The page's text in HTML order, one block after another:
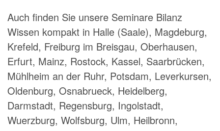
Auch finden Sie unsere Seminare Bilanz
Wissen kompakt in Halle (Saale), Magdeburg,
Krefeld, Freiburg im Breisgau, Oberhausen,
Erfurt, Mainz, Rostock, Kassel, Saarbrücken,
Mühlheim an der Ruhr, Potsdam, Leverkursen,
Oldenburg, Osnabrueck, Heidelberg,
Darmstadt, Regensburg, Ingolstadt,
Wuerzburg, Wolfsburg, Ulm, Heilbronn,